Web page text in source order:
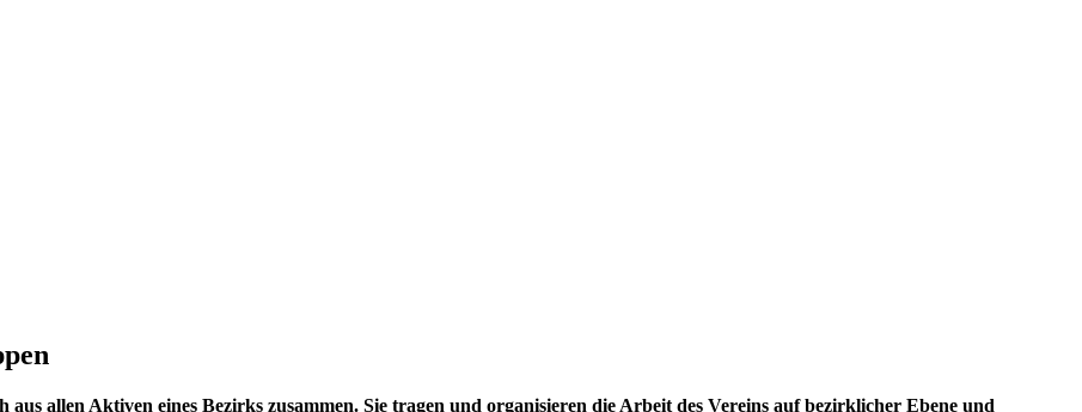
allen Aktiven eines Bezirks zusammen. Sie tragen und organisieren die Arbeit des Vereins auf bezirklicher Ebene und